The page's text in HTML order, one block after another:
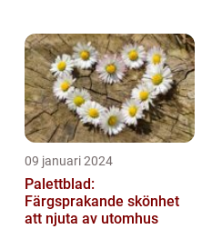
09 januari 2024
Palettblad:
Färgsprakande skönhet
att njuta av utomhus